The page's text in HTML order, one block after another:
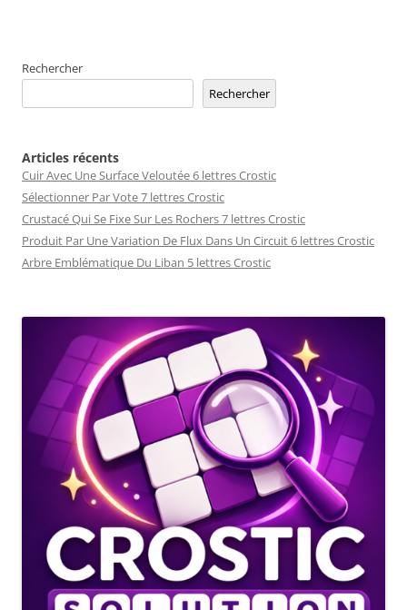
Rechercher
Rechercher
Articles récents
Cuir Avec Une Surface Veloutée 6 lettres Crostic
Sélectionner Par Vote 7 lettres Crostic
Crustacé Qui Se Fixe Sur Les Rochers 7 lettres Crostic
Produit Par Une Variation De Flux Dans Un Circuit 6 lettres Crostic
Arbre Emblématique Du Liban 5 lettres Crostic